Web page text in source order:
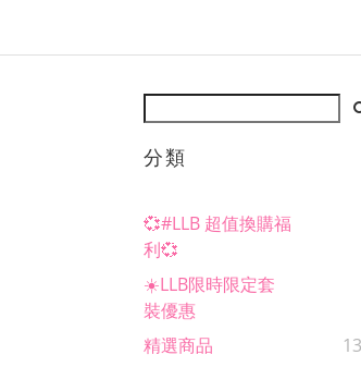
分類
💞#LLB 超值換購福
利💞
☀️LLB限時限定套
裝優惠
精選商品